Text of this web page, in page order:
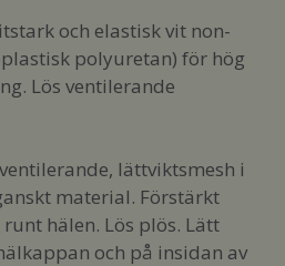
och elastisk vit non-
polyuretan) för hög
Lös ventilerande
lättviktsmesh i
material. Förstärkt
hälen. Lös plös. Lätt
och på insidan av